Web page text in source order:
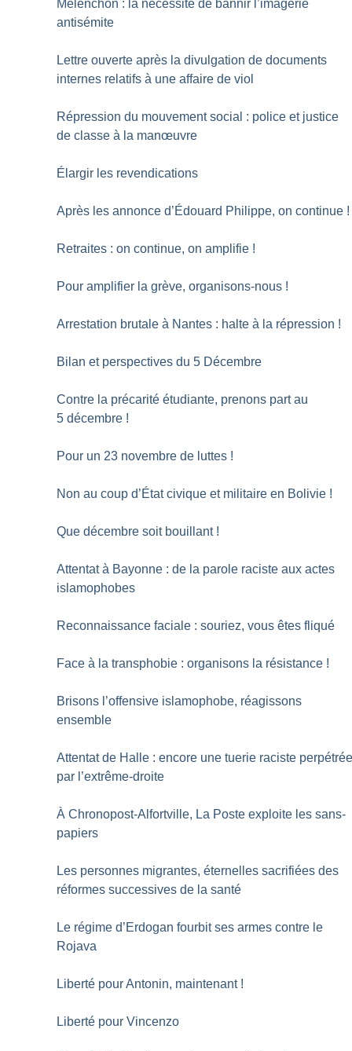
Mélenchon : la nécessité de bannir l’imagerie
antisémite
Lettre ouverte après la divulgation de documents
internes relatifs à une affaire de viol
Répression du mouvement social : police et justice
de classe à la manœuvre
Élargir les revendications
Après les annonce d’Édouard Philippe, on continue !
Retraites : on continue, on amplifie !
Pour amplifier la grève, organisons-nous !
Arrestation brutale à Nantes : halte à la répression !
Bilan et perspectives du 5 Décembre
Contre la précarité étudiante, prenons part au
5 décembre !
Pour un 23 novembre de luttes !
Non au coup d’État civique et militaire en Bolivie !
Que décembre soit bouillant !
Attentat à Bayonne : de la parole raciste aux actes
islamophobes
Reconnaissance faciale : souriez, vous êtes fliqué
Face à la transphobie : organisons la résistance !
Brisons l’offensive islamophobe, réagissons
ensemble
Attentat de Halle : encore une tuerie raciste
par l’extrême-droite
À Chronopost-Alfortville, La Poste exploite les sans-
papiers
Les personnes migrantes, éternelles sacrifiées des
réformes successives de la santé
Le régime d’Erdogan fourbit ses armes contre le
Rojava
Liberté pour Antonin, maintenant !
Liberté pour Vincenzo